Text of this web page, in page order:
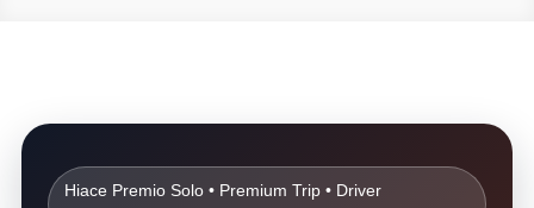
Hiace Premio Solo • Premium Trip • Driver